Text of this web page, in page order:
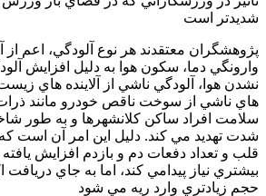
شديدتر است
پژوهشگران معتقدند هر نوع آلودگي، اعم از
وارونگي دما، سكون هوا به دليل افزايش
نشدن هوا، آلودگي ناشي از آلاينده هاي
هاي ناشي از سوخت ناقص خودرو مانند
سلامت افراد ساكن كلانشهرها و به طور
شدت تهديد مي كند. دليل اين امر آن است
قلب و تعداد دفعات دم و بازدم افزايش
بيشتري نياز پيدامي كند، اما به جاي دريافت
حجم زيادتري وارد ريه مي شود